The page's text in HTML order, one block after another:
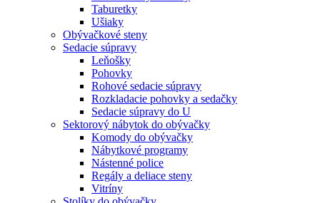
Taburetky
Ušiaky
Obývačkové steny
Sedacie súpravy
Leňošky
Pohovky
Rohové sedacie súpravy
Rozkladacie pohovky a sedačky
Sedacie súpravy do U
Sektorový nábytok do obývačky
Komody do obývačky
Nábytkové programy
Nástenné police
Regály a deliace steny
Vitríny